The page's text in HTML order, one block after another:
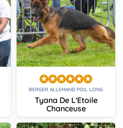
BERGER ALLEMAND POIL LONG
Tyana De L'Etoile
Chanceuse